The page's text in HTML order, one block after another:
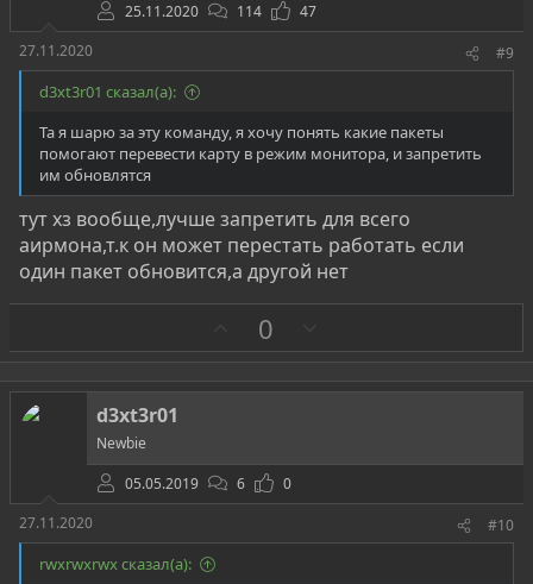
25.11.2020 114
47
27.11.2020
#9
d3xt3r01 сказал(а):
Та я шарю за эту команду, я хочу понять какие пакеты
помогают перевести карту в режим монитора, и запретить
им обновлятся
тут хз вообще,лучше запретить для всего
аирмона,т.к он может перестать работать если
один пакет обновится,а другой нет
а
0
р
о
в
d3xt3r01
Newbie
05.05.2019
6
0
27.11.2020
#10
rwxrwxrwx сказал(а):